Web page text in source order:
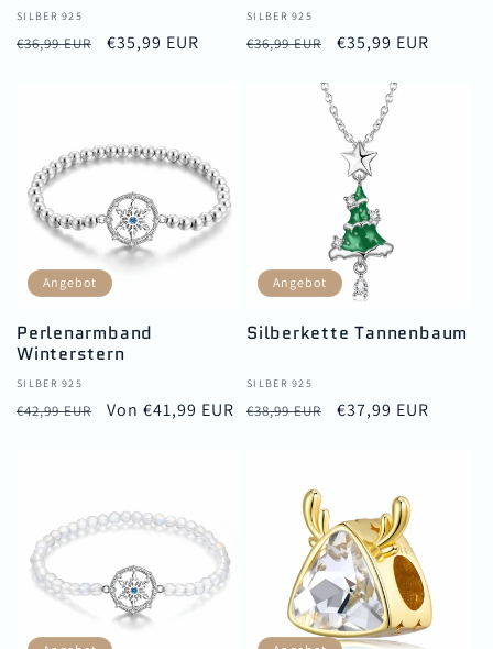
Anbieter:
SILBER 925
Normaler
€36,99 EUR Verkaufspreis
€35,99 EUR
Anbieter:
SILBER 925
Normaler
€36,99 EUR Verkaufspreis
€35,99 EUR
Angebot
Perlenarmband
Winterstern
Anbieter:
SILBER 925
Normaler
€42,99 EUR Verkaufspreis
Von €41,99 EUR
Angebot
Silberkette Tannenbaum
Anbieter:
SILBER 925
Normaler
€38,99 EUR Verkaufspreis
€37,99 EUR